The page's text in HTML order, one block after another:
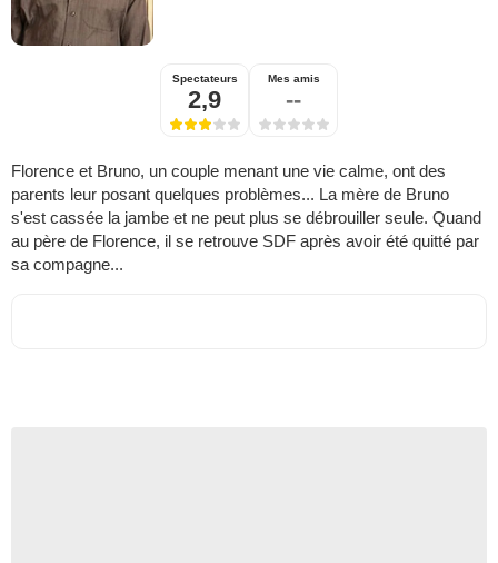
Spectateurs
2,9
Mes amis
--
Florence et Bruno, un couple menant une vie calme, ont des
parents leur posant quelques problèmes... La mère de Bruno
s'est cassée la jambe et ne peut plus se débrouiller seule. Quand
au père de Florence, il se retrouve SDF après avoir été quitté par
sa compagne...